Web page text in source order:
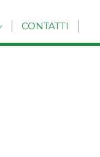
CONTATTI